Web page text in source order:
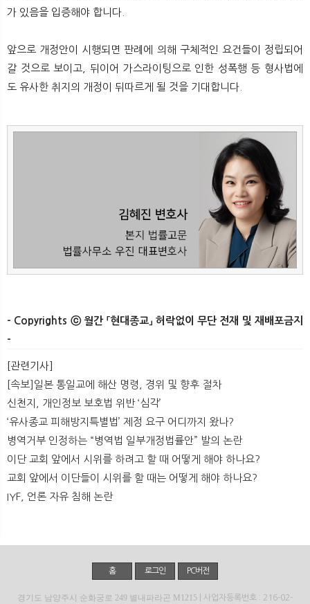
가 있음을 입증해야 합니다.
앞으로 개정안이 시행되면 판례에 의해 구체적인 요건들이 정립되어
갈 것으로 보이고, 뒤이어 가스라이팅으로 인한 성폭행 등 형사법에
도 유사한 취지의 개정이 뒤따르게 될 것을 기대합니다.
- Copyrights ⓒ 월간 「현대종교」 허락없이 무단 전재 및 재배포금지
-
[관련기사]
[속보]일본 통일교에 해산 명령, 경위 및 향후 절차
신천지, 개인정보 보호법 위반 ‘심각’
‘유사종교 피해방지특별법’ 제정 요구 어디까지 왔나?
병역거부 인정하는 “병역법 일부개정법률안” 발의 논란
이단 교회 앞에서 시위를 하려고 할 때 어떻게 해야 하나요?
교회 앞에서 이단들이 시위를 할 때는 어떻게 해야 하나요?
IYF, 언론 자유 침해 논란
홈 로그인 PC버전
경기도 남양주시 순화궁로 249 별내파라곤 M1215 | 사업자등록번호 : 216-02-